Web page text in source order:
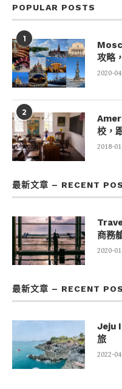
POPULAR POSTS
1
攻略
2020-
2
校，
2018-
最新文章 – RECENT
商務
2020-
最新文章 – RECENT
Jeju
旅
2022-